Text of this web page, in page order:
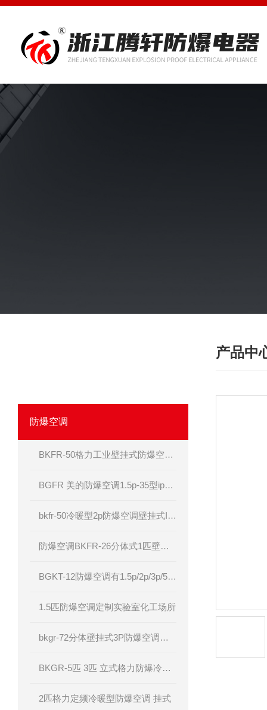
防爆空调
BKFR-50格力工业壁挂式防爆空调器
BGFR 美的防爆空调1.5p-35型ip54 bt4级
bkfr-50冷暖型2p防爆空调壁挂式II BT4
防爆空调BKFR-26分体式1匹壁挂厂家直供
BGKT-12防爆空调有1.5p/2p/3p/5p电压220v/380v
1.5匹防爆空调定制实验室化工场所
bkgr-72分体壁挂式3P防爆空调器IIC级粉尘防爆
BKGR-5匹 3匹 立式格力防爆冷暖型空调
2匹格力定频冷暖型防爆空调 挂式
产品中